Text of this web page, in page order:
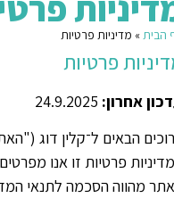
הבית» מדיניות פרטיות
פרטיות
אחרון:
הבאים ל־קלין דוג
פרטיות זו אנו
מהווה הסכמה לתנאי